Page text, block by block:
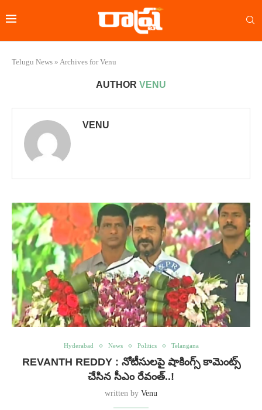
Telugu News » Archives for Venu
AUTHOR VENU
VENU
Hyderabad News Politics Telangana
REVANTH REDDY : నోటీసులపై షాకింగ్స్ కామెంట్స్
చేసిన సీఎం రేవంత్..!
written by Venu